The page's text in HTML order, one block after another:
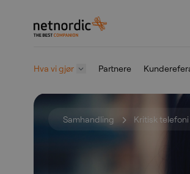
Gå til innhold
NetNordic Norway
Hva vi gjør Partnere
Samhandling Kritisk telefoni